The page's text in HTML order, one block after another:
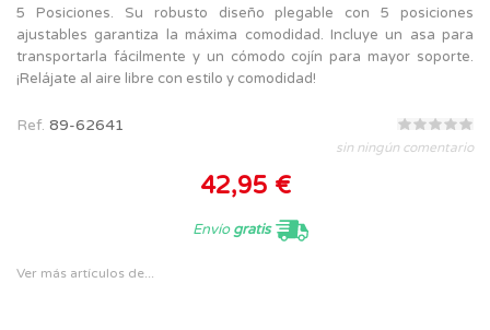
5 Posiciones. Su robusto diseño plegable con 5 posiciones
ajustables garantiza la máxima comodidad. Incluye un asa para
transportarla fácilmente y un cómodo cojín para mayor soporte.
¡Relájate al aire libre con estilo y comodidad!
Ref. 89-62641
sin ningún comentario
42,95 €
Envíogratis
Ver más artículos de...